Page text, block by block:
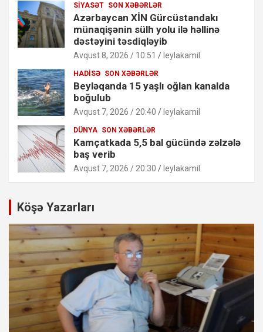
SIYASƏT SON XƏBƏRLƏR
Azərbaycan XİN Gürcüstandakı
münaqişənin sülh yolu ilə həllinə
dəstəyini təsdiqləyib
Avqust 8, 2026 / 10:51 leylakamil
HADISƏ SON XƏBƏRLƏR
Beyləqanda 15 yaşlı oğlan kanalda
boğulub
Avqust 7, 2026 / 20:40 leylakamil
DÜNYA SON XƏBƏRLƏR
Kamçatkada 5,5 bal gücündə zəlzələ
baş verib
Avqust 7, 2026 / 20:30 leylakamil
Köşə Yazarları